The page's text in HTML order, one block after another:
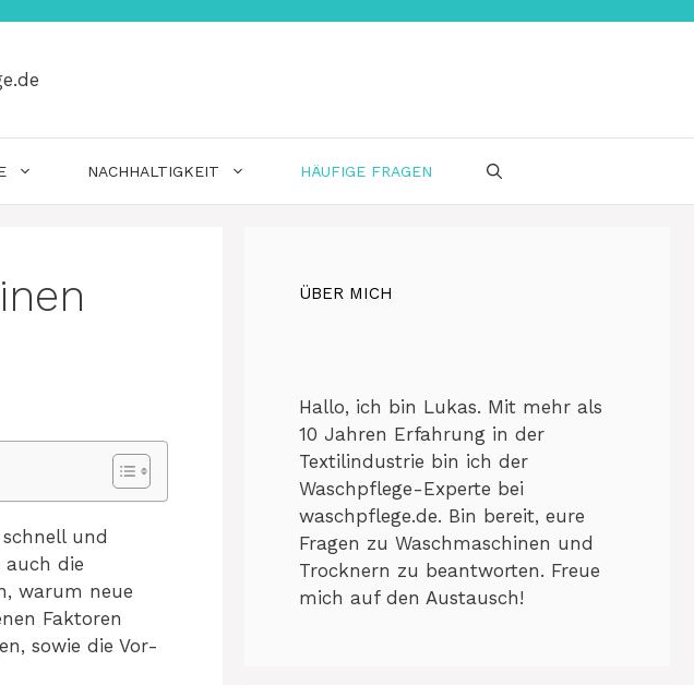
NACHHALTIGKEIT HÄUFIGE FRAGEN
und
auch die
warum neue
Faktoren
sowie die Vor-
ÜBER MICH
Hallo, ich bin Lukas. Mit mehr als
10 Jahren Erfahrung in der
Textilindustrie bin ich der
Waschpflege-Experte bei
waschpflege.de. Bin bereit, eure
Fragen zu Waschmaschinen und
Trocknern zu beantworten. Freue
mich auf den Austausch!